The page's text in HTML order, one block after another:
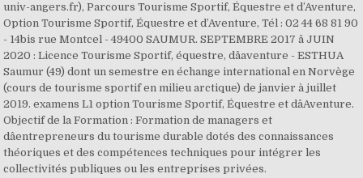
univ-angers.fr), Parcours Tourisme Sportif, Équestre et d’Aventure,
Option Tourisme Sportif, Équestre et d’Aventure, Tél : 02 44 68 81 90
- 14bis rue Montcel - 49400 SAUMUR. SEPTEMBRE 2017 â JUIN
2020 : Licence Tourisme Sportif, équestre, dâaventure - ESTHUA
Saumur (49) dont un semestre en échange international en Norvège
(cours de tourisme sportif en milieu arctique) de janvier à juillet
2019. examens L1 option Tourisme Sportif, Équestre et dâAventure.
Objectif de la Formation : Formation de managers et
dâentrepreneurs du tourisme durable dotés des connaissances
théoriques et des compétences techniques pour intégrer les
collectivités publiques ou les entreprises privées.